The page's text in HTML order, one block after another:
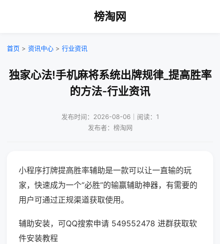
榜淘网
首页 > 资讯中心 > 行业资讯
独家心法!手机麻将系统出牌规律_提高胜率
的方法-行业资讯
发布时间：2026-08-06｜阅读：1
发布者：榜淘网
小程序打牌提高胜率辅助是一款可以让一直输的玩
家，快速成为一个“必胜”的输赢辅助神器，有需要的
用户可通过正规渠道获取使用。
辅助安装，可QQ搜索申请 549552478 进群获取软
件安装教程